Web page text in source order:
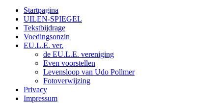
Startpagina
UILEN-SPIEGEL
Tekstbijdrage
Voedingsonzin
EU.L.E. ver.
de EU.L.E. vereniging
Even voorstellen
Levensloop van Udo Pollmer
Fotoverwijzing
Privacy
Impressum